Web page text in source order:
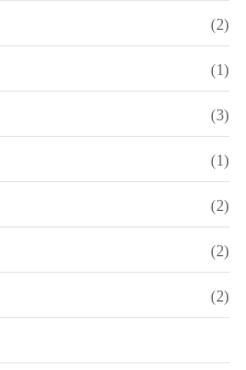
(2)
(1)
(3)
(1)
(2)
(2)
(2)